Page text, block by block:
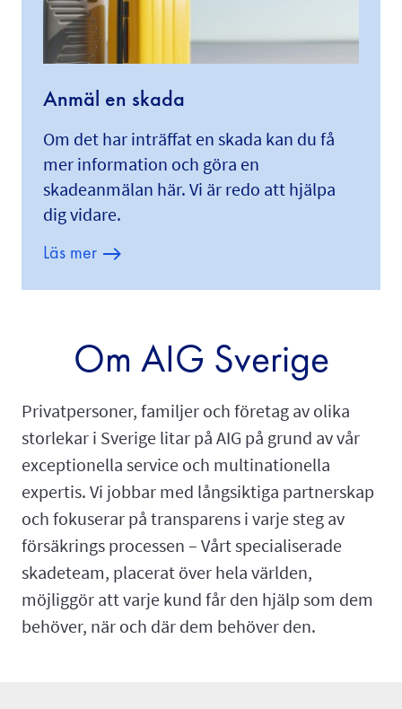
Anmäl en skada
Om det har inträffat en skada kan du få
mer information och göra en
skadeanmälan här. Vi är redo att hjälpa
dig vidare.
Läs mer
Om AIG Sverige
Privatpersoner, familjer och företag av olika
storlekar i Sverige litar på AIG på grund av vår
exceptionella service och multinationella
expertis. Vi jobbar med långsiktiga partnerskap
och fokuserar på transparens i varje steg av
försäkrings processen – Vårt specialiserade
skadeteam, placerat över hela världen,
möjliggör att varje kund får den hjälp som dem
behöver, när och där dem behöver den.